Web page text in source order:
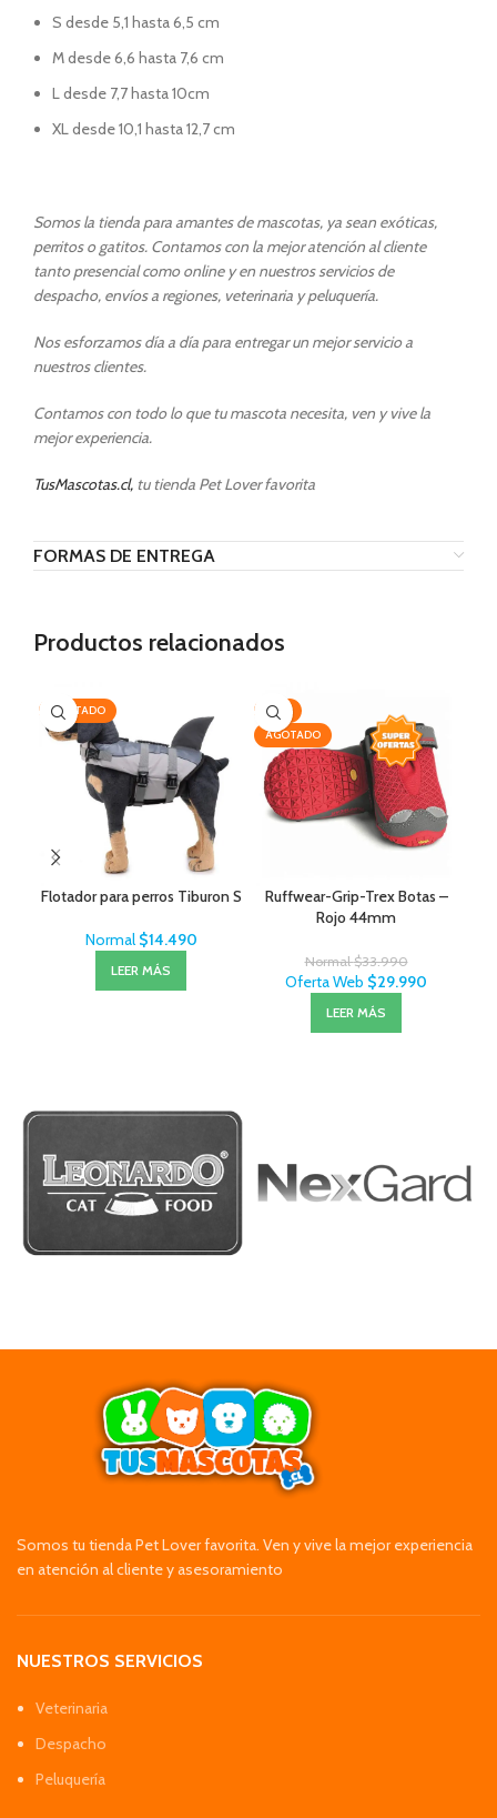
S desde 5,1 hasta 6,5 cm
M desde 6,6 hasta 7,6 cm
L desde 7,7 hasta 10cm
XL desde 10,1 hasta 12,7 cm
Somos la tienda para amantes de mascotas, ya sean exóticas,
perritos o gatitos. Contamos con la mejor atención al cliente
tanto presencial como online y en nuestros servicios de
despacho, envíos a regiones, veterinaria y peluquería.
Nos esforzamos día a día para entregar un mejor servicio a
nuestros clientes.
Contamos con todo lo que tu mascota necesita, ven y vive la
mejor experiencia.
TusMascotas.cl, tu tienda Pet Lover favorita
FORMAS DE ENTREGA
Productos relacionados
AGOTADO
Flotador para perros Tiburon S
Normal $14.490
LEER MÁS
-12%
AGOTADO
Ruffwear-Grip-Trex Botas –
Rojo 44mm
Normal$33.990
Oferta Web $29.990
LEER MÁS
Somos tu tienda Pet Lover favorita. Ven y vive la mejor experiencia
en atención al cliente y asesoramiento
NUESTROS SERVICIOS
Veterinaria
Despacho
Peluquería